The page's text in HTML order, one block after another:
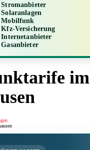
Stromanbieter
Solaranlagen
Mobilfunk
Kfz-Versicherung
Internetanbieter
Gasanbieter
im